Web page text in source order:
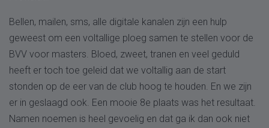
Bellen, mailen, sms, alle digitale kanalen zijn een hulp
geweest om een voltallige ploeg samen te stellen voor de
BVV voor masters. Bloed, zweet, tranen en veel geduld
heeft er toch toe geleid dat we voltallig aan de start
stonden op de eer van de club hoog te houden. En we zijn
er in geslaagd ook. Een mooie 8e plaats was het resultaat.
Namen noemen is heel gevoelig en dat ga ik dan ook niet